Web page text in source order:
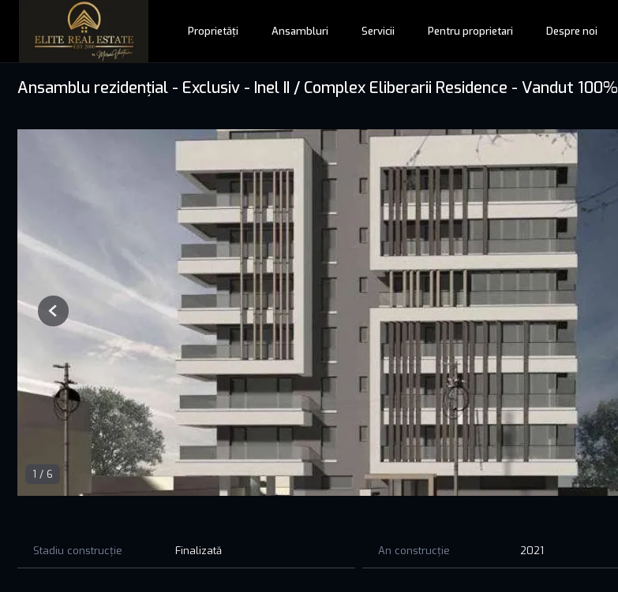
Proprietăți Ansambluri Servicii Pentru proprietari Despre noi
Ansamblu rezidențial - Exclusiv - Inel II / Complex Eliberarii Residence - Vandut 100%
1 / 6
Previous
Stadiu construcție Finalizată An construcție 2021